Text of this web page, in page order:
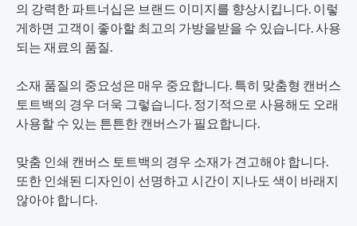
의 강력한 파트너십은 브랜드 이미지를 향상시킵니다. 이렇
게하면 고객이 좋아할 최고의 가방을받을 수 있습니다. 사용
되는 재료의 품질.
소재 품질의 중요성은 매우 중요합니다. 특히 맞춤형 캔버스
토트백의 경우 더욱 그렇습니다. 정기적으로 사용해도 오래
사용할 수 있는 튼튼한 캔버스가 필요합니다.
맞춤 인쇄 캔버스 토트백의 경우 소재가 견고해야 합니다.
또한 인쇄된 디자인이 선명하고 시간이 지나도 색이 바래지
않아야 합니다.